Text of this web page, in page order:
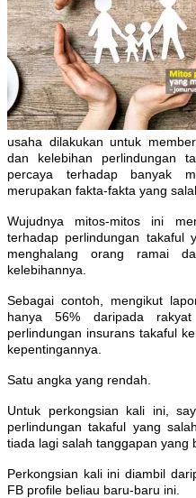
usaha dilakukan untuk
dan kelebihan perlindungan
percaya terhadap banyak
merupakan fakta-fakta yang
Wujudnya mitos-mitos ini
terhadap perlindungan takaful
menghalang orang ramai
kelebihannya.
Sebagai contoh, mengikut
hanya 56% daripada
perlindungan insurans takaful
kepentingannya.
Satu angka yang rendah.
Untuk perkongsian kali ini,
perlindungan takaful yang
tiada lagi salah tanggapan yang
Perkongsian kali ini diambil
FB profile beliau baru-baru ini.